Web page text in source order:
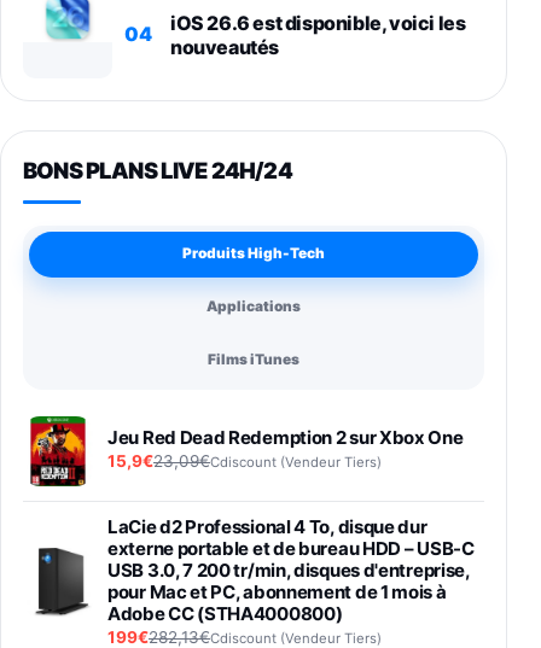
04
iOS 26.6 est disponible, voici les
nouveautés
BONS PLANS LIVE 24H/24
Produits High-Tech
Applications
Films iTunes
Jeu Red Dead Redemption 2 sur Xbox One
15,9€23,09€Cdiscount (Vendeur Tiers)
LaCie d2 Professional 4 To, disque dur
externe portable et de bureau HDD – USB-C
USB 3.0, 7 200 tr/min, disques d'entreprise,
pour Mac et PC, abonnement de 1 mois à
Adobe CC (STHA4000800)
199€282,13€Cdiscount (Vendeur Tiers)